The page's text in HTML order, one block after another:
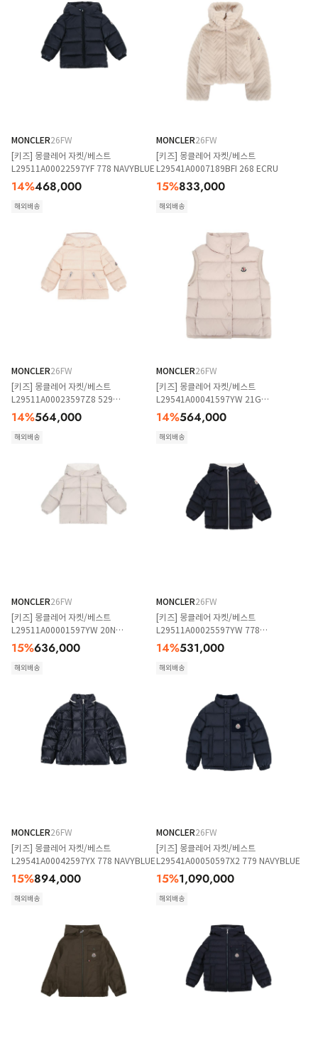
MONCLER26FW
[키즈] 몽클레어 자켓/베스트
L29511A00022597YF 778 NAVYBLUE
14%468,000
해외배송
MONCLER26FW
[키즈] 몽클레어 자켓/베스트
L29541A0007189BFI 268 ECRU
15%833,000
해외배송
MONCLER26FW
[키즈] 몽클레어 자켓/베스트
L29511A00023597Z8 529
LIGHTPINK
14%564,000
해외배송
MONCLER26FW
[키즈] 몽클레어 자켓/베스트
L29541A00041597YW 21G
LIGHTPINK
14%564,000
해외배송
MONCLER26FW
[키즈] 몽클레어 자켓/베스트
L29511A00001597YW 20N
LIGHTPINK
15%636,000
해외배송
MONCLER26FW
[키즈] 몽클레어 자켓/베스트
L29511A00025597YW 778
NAVYBLUE
14%531,000
해외배송
MONCLER26FW
[키즈] 몽클레어 자켓/베스트
L29541A00042597YX 778 NAVYBLUE
15%894,000
해외배송
MONCLER26FW
[키즈] 몽클레어 자켓/베스트
L29541A00050597X2 779 NAVYBLUE
15%1,090,000
해외배송